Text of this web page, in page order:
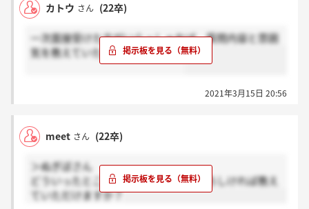
カトウ さん (22卒)
一次面接受けた方がいらっしゃれば、質問内容と雰囲
気を教えていただきたいです…！
2021年3月15日 20:56
meet さん (22卒)
＞ぬぎぼさん
どういったところがきつかったか、よろしければ教え
ていただけますか？